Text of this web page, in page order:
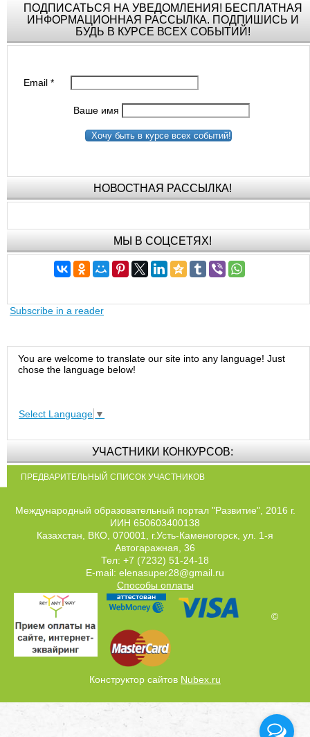
ПОДПИСАТЬСЯ НА УВЕДОМЛЕНИЯ! БЕСПЛАТНАЯ
ИНФОРМАЦИОННАЯ РАССЫЛКА. ПОДПИШИСЬ И
БУДЬ В КУРСЕ ВСЕХ СОБЫТИЙ!
Email*
Ваше имя
Хочу быть в курсе всех событий!
НОВОСТНАЯ РАССЫЛКА!
МЫ В СОЦСЕТЯХ!
Subscribe in a reader
You are welcome to translate our site into any language! Just
chose the language below!
Select Language ▼
УЧАСТНИКИ КОНКУРСОВ:
ПРЕДВАРИТЕЛЬНЫЙ СПИСОК УЧАСТНИКОВ
Международный образовательный портал "Развитие", 2016 г.
ИИН 650603400138
Казахстан, ВКО, 070001, г.Усть-Каменогорск, ул. 1-я
Автогаражная, 36
Тел: +7 (7232) 51-24-18
E-mail: elenasuper28@gmail.ru
Способы оплаты
©
Конструктор сайтов Nubex.ru